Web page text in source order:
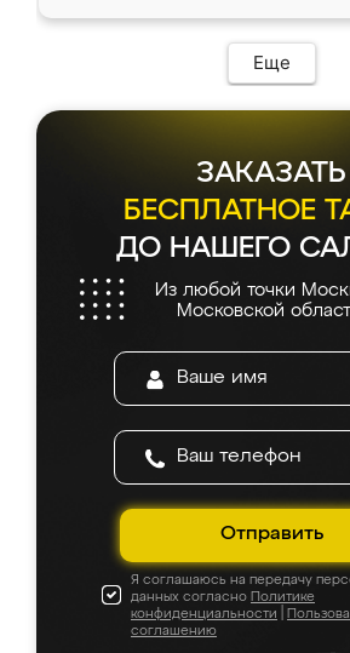
Еще
ЗАКАЗАТЬ
БЕСПЛАТНОЕ
ДО НАШЕГО
Из любой точки
Московской
Отправить
Я соглашаюсь на передачу
данных согласно Политике
конфиденциальности
соглашению